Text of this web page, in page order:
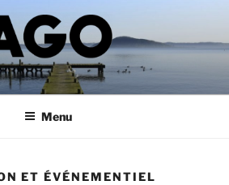
Menu
ET ÉVÉNEMENTIEL